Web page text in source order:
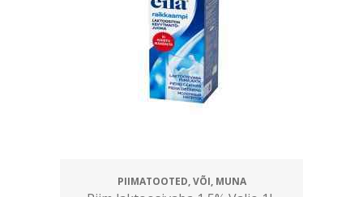
PIIMATOOTED, VÕI, MUNA